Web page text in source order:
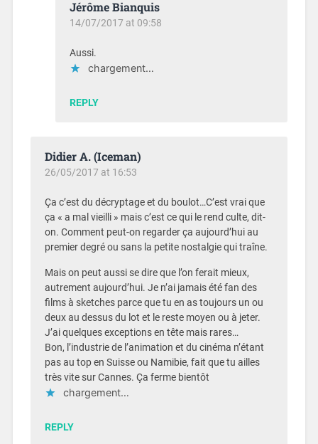
Jérôme Bianquis
14/07/2017 at 09:58
Aussi.
chargement…
REPLY
Didier A. (Iceman)
26/05/2017 at 16:53
Ça c’est du décryptage et du boulot…C’est vrai que
ça « a mal vieilli » mais c’est ce qui le rend culte, dit-
on. Comment peut-on regarder ça aujourd’hui au
premier degré ou sans la petite nostalgie qui traîne.
Mais on peut aussi se dire que l’on ferait mieux,
autrement aujourd’hui. Je n’ai jamais été fan des
films à sketches parce que tu en as toujours un ou
deux au dessus du lot et le reste moyen ou à jeter.
J’ai quelques exceptions en tête mais rares…
Bon, l’industrie de l’animation et du cinéma n’étant
pas au top en Suisse ou Namibie, fait que tu ailles
très vite sur Cannes. Ça ferme bientôt
chargement…
REPLY